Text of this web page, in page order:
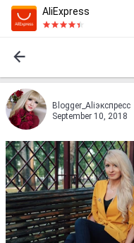
AliExpress
Blogger_Aliэкспресс
September 10, 2018